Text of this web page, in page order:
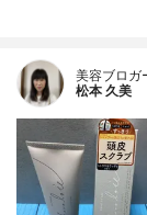
美容ブロガ
松本 久美